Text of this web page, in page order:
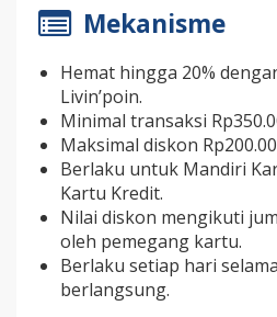
Mekanisme
Hemat hingga 20%
Livin’poin.
Minimal transaksi
Maksimal diskon
Berlaku untuk Mandiri
Kartu Kredit.
Nilai diskon mengikuti
oleh pemegang kartu.
Berlaku setiap hari
berlangsung.